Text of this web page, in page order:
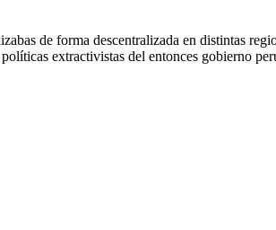
de forma descentralizada en distintas
extractivistas del entonces gobierno